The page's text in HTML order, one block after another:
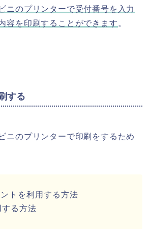
ニのプリンターで受付番号を入力
容を印刷することができます 。
する
ニのプリンターで印刷をするため
トを利用する方法
る方法